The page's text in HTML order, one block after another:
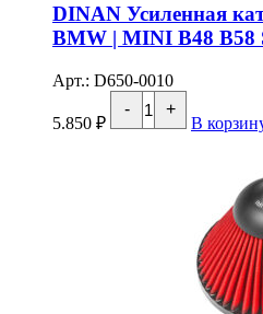
DINAN Усиленная
BMW | MINI B48 B58
Арт.: D650-0010
5.850 ₽
-
Количество
товара
DINAN
+
В